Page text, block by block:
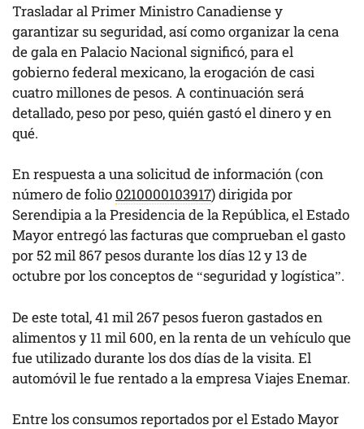
Trasladar al Primer Ministro Canadiense y
garantizar su seguridad, así como organizar la cena
de gala en Palacio Nacional significó, para el
gobierno federal mexicano, la erogación de casi
cuatro millones de pesos. A continuación será
detallado, peso por peso, quién gastó el dinero y en
qué.
En respuesta a una solicitud de información (con
número de folio 0210000103917) dirigida por
Serendipiaa la Presidencia de la República, el Estado
Mayor entregó las facturas que comprueban el gasto
por 52 mil 867 pesos durante los días 12 y 13 de
octubre por los conceptos de “seguridad y logística”.
De este total, 41 mil 267 pesos fueron gastados en
alimentos y 11 mil 600, en la renta de un vehículo que
fue utilizado durante los dos días de la visita. El
automóvil le fue rentado a la empresa Viajes Enemar.
Entre los consumos reportados por el Estado Mayor